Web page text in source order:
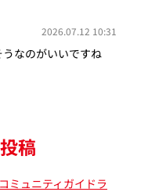
2026.07.12 10:31
なのがいいですね
稿
コミュニティガイドラ